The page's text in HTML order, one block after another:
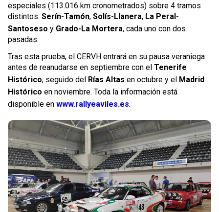
especiales (113.016 km cronometrados) sobre 4 tramos
distintos: Serín-Tamón, Solís-Llanera, La Peral-
Santoseso y Grado-La Mortera, cada uno con dos
pasadas.
Tras esta prueba, el CERVH entrará en su pausa veraniega
antes de reanudarse en septiembre con el Tenerife
Histórico, seguido del Rías Altas en octubre y el Madrid
Histórico en noviembre. Toda la información está
disponible en www.rallyeaviles.es.